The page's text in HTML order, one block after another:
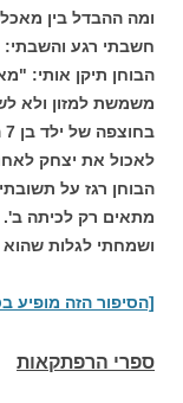
ומה ההבדל בין
חשבתי רגע והשבתי:
הבוחן תיקן אותי:
משמשת למזון ולא
לאכול את יצחק
הבוחן רגז על
מתאים רק לכיתה ב'.
ושמחתי לגלות
[הסיפור הזה
ספרי הרפתקאות